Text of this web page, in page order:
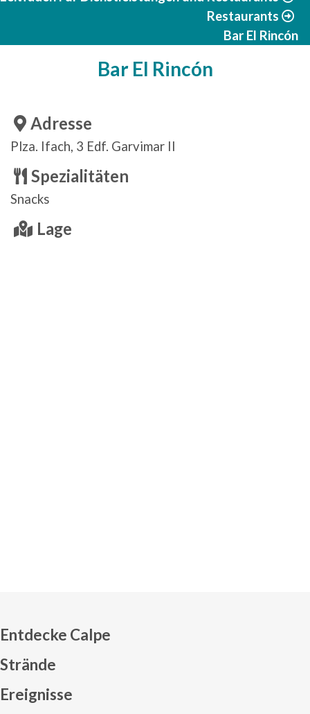
Restaurants
Bar El Rincón
Bar El Rincón
Adresse
Plza. Ifach, 3 Edf. Garvimar II
Spezialitäten
Snacks
Lage
Entdecke Calpe
Strände
Ereignisse